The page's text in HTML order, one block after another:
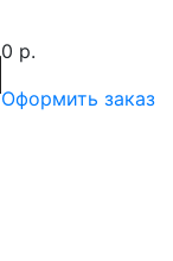
0 р.
Оформить заказ